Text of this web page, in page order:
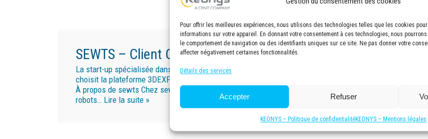
Pour offrir les meilleures expériences, nous utilisons des technologies telles que les cookies
informations sur votre appareil. En donnant votre consentement à ces technologies, nous
le comportement de navigation ou des identifiants uniques sur ce site. Ne pas donner votre
affecter négativement certaines fonctionnalités.
Détails des services
Accepter Refuser
KEONYS – Politique de confidentialitéKEONYS – Mentions légales
SEWTS – Client CENIT
La start-up spécialisée dans la robotique
choisit la plateforme 3DEXPERIENCE®
À propos de sewts Chez sewts, les
robots… Lire la suite »
SAY Carbon – Client
CATIA pour un design et une
fonctionnalité de haut niveau À
propos de…